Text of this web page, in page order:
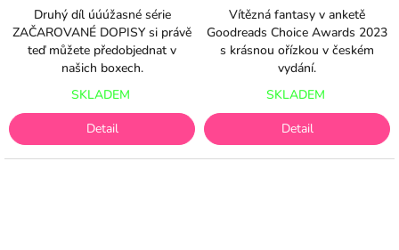
Druhý díl úúúžasné série
ZAČAROVANÉ DOPISY si právě
teď můžete předobjednat v
našich boxech.
SKLADEM
Detail
Vítězná fantasy v anketě
Goodreads Choice Awards 2023
s krásnou ořízkou v českém
vydání.
SKLADEM
Detail